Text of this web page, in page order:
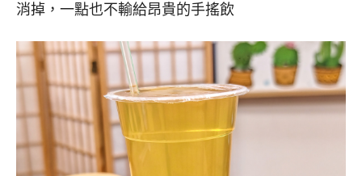
消掉，一點也不輸給昂貴的手搖飲